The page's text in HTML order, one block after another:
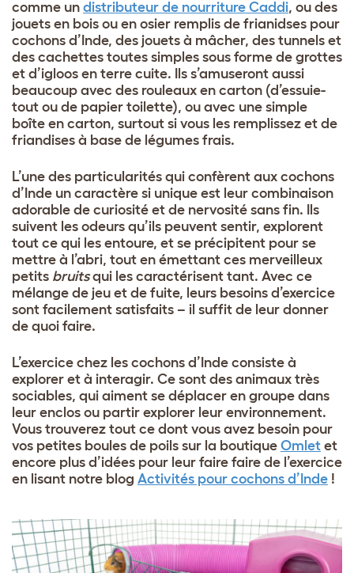
comme un distributeur de nourriture Caddi, ou des
jouets en bois ou en osier remplis de frianidses pour
cochons d’Inde, des jouets à mâcher, des tunnels et
des cachettes toutes simples sous forme de grottes
et d’igloos en terre cuite. Ils s’amuseront aussi
beaucoup avec des rouleaux en carton (d’essuie-
tout ou de papier toilette), ou avec une simple
boîte en carton, surtout si vous les remplissez et de
friandises à base de légumes frais.
L’une des particularités qui confèrent aux cochons
d’Inde un caractère si unique est leur combinaison
adorable de curiosité et de nervosité sans fin. Ils
suivent les odeurs qu’ils peuvent sentir, explorent
tout ce qui les entoure, et se précipitent pour se
mettre à l’abri, tout en émettant ces merveilleux
petits bruitsqui les caractérisent tant. Avec ce
mélange de jeu et de fuite, leurs besoins d’exercice
sont facilement satisfaits – il suffit de leur donner
de quoi faire.
L’exercice chez les cochons d’Inde consiste à
explorer et à interagir. Ce sont des animaux très
sociables, qui aiment se déplacer en groupe dans
leur enclos ou partir explorer leur environnement.
Vous trouverez tout ce dont vous avez besoin pour
vos petites boules de poils sur la boutique Omlet et
encore plus d’idées pour leur faire faire de l’exercice
en lisant notre blog Activités pour cochons d’Inde !